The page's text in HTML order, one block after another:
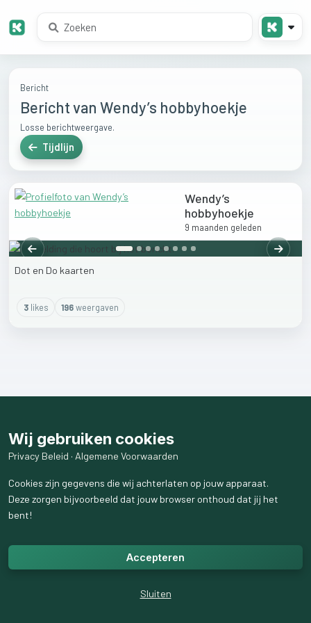
Bericht
Bericht van Wendy’s hobbyhoekje
Losse berichtweergave.
Tijdlijn
Wendy’s
hobbyhoekje
9 maanden geleden
Vorige
Dot en Do kaarten
3likes 196weergaven
Wij gebruiken cookies
Privacy Beleid · Algemene Voorwaarden
Cookies zijn gegevens die wij achterlaten op jouw apparaat.
Deze zorgen bijvoorbeeld dat jouw browser onthoud dat jij het
bent!
Accepteren
Sluiten